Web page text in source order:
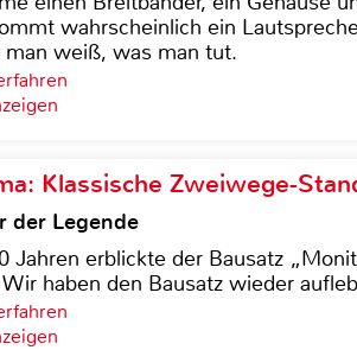
wahrscheinlich ein
man weiß, was man tut.
Klassische Zweiwege-
der Legende
Jahren erblickte der Bausatz
haben den Bausatz wieder